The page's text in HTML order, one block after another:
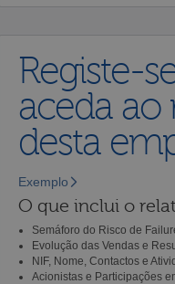
Registe-
aceda ao
desta
Exemplo
O que inclui o
Semáforo do Risco de
Evolução das Vendas e
NIF, Nome, Contactos e
Acionistas e Participações